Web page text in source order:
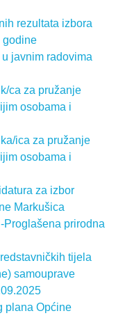
rezultata izbora
godine
javnim radovima
ca za pružanje
osobama i
ica za pružanje
osobama i
za izbor
Markušica
prirodna
tijela
samouprave
plana Općine